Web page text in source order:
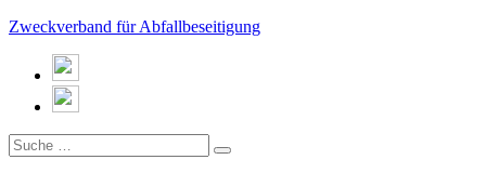
Zweckverband für Abfallbeseitigung